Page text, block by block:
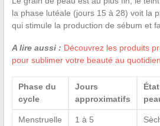
la phase lutéale (jours 15 à 28) voit la
qui stimule la production de sébum et
A lire aussi : Découvrez les produits
pour sublimer votre beauté au quotidien
Phase du
cycle
Jours
approximatifs
Menstruelle 1 à 5